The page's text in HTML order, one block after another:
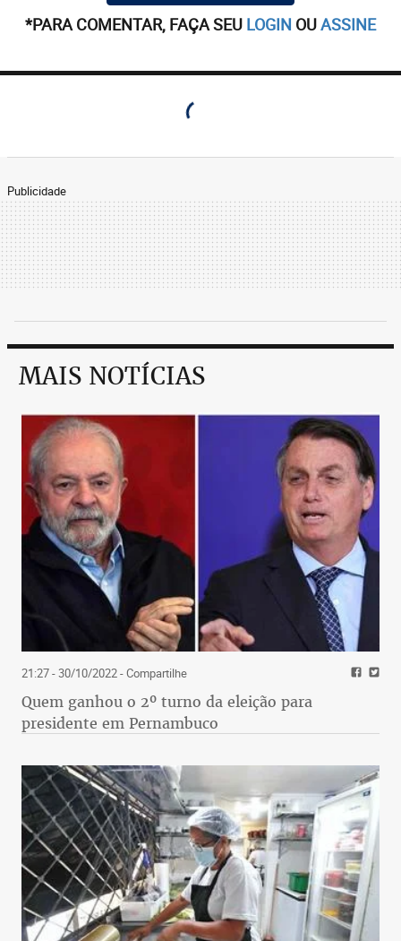
*PARA COMENTAR, FAÇA SEU LOGIN OUASSINE
Publicidade
MAIS NOTÍCIAS
21:27 - 30/10/2022- Compartilhe
Quem ganhou o 2º turno da eleição para
presidente em Pernambuco